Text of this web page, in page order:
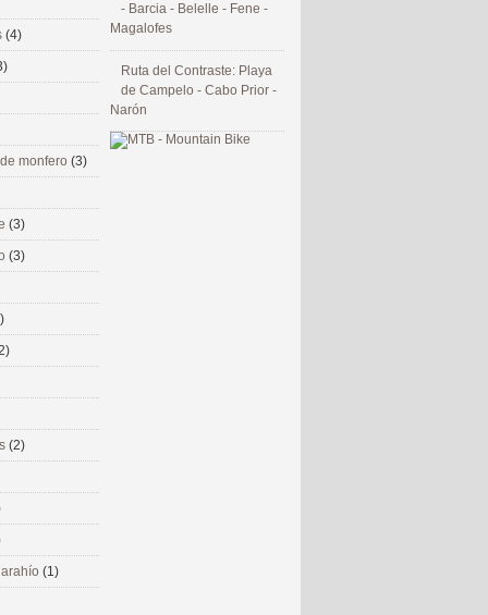
- Barcia - Belelle - Fene -
Magalofes
Ruta del Contraste: Playa
de Campelo - Cabo Prior -
Narón
(4)
monfero (3)
(3)
(3)
(2)
(1)